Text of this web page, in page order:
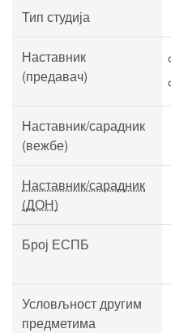
Тип студија
Наставник
(предавач)
Наставник/сарадник
(вежбе)
Наставник/сарадник
(ДОН)
Број ЕСПБ
Условљност другим
предметима